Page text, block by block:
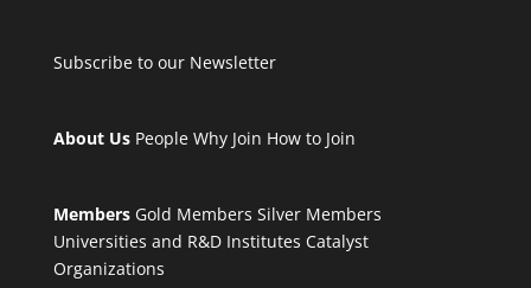
Subscribe to our Newsletter
About Us People Why Join How to Join
Members Gold Members Silver Members
Universities and R&D Institutes Catalyst
Organizations